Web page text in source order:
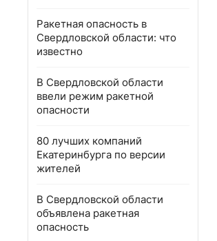
Ракетная опасность в
Свердловской области: что
известно
В Свердловской области
ввели режим ракетной
опасности
80 лучших компаний
Екатеринбурга по версии
жителей
В Свердловской области
объявлена ракетная
опасность